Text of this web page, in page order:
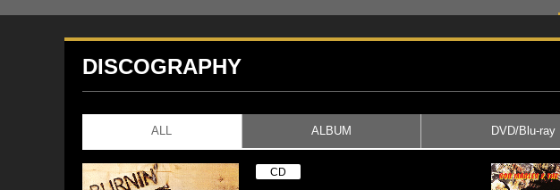
DISCOGRAPHY
ALL ALBUM DVD/Blu-ray
CD